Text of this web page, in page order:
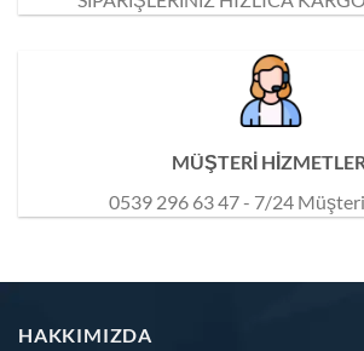
MÜŞTERİ
0539 296 63 47 - 7/24
HAKKIMIZDA